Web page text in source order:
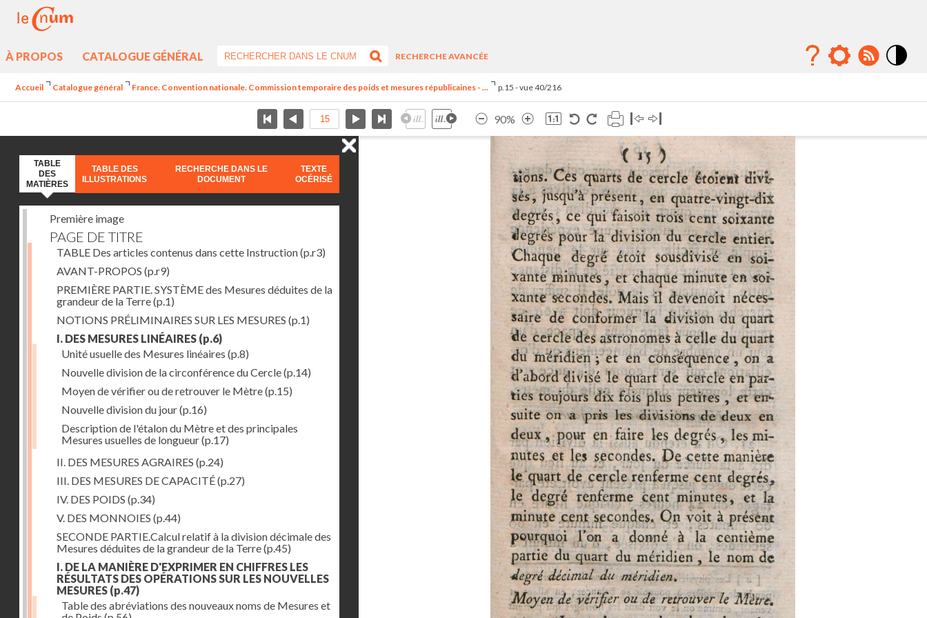
À PROPOS CATALOGUE GÉNÉRAL
RECHERCHE AVANCÉE
Accueil Catalogue général France. Convention nationale. Commission temporaire des poids et mesures républicaines - ... p.15 - vue 40/216
90%
TABLE
DES
MATIÈRES
TABLE DES
ILLUSTRATIONS
RECHERCHE DANS LE
DOCUMENT
TEXTE
OCÉRISÉ
Première image
PAGE DE TITRE
TABLE Des articles contenus dans cette Instruction(p.r3)
AVANT-PROPOS (p.r9)
PREMIÈRE PARTIE. SYSTÈME des Mesures déduites de la
grandeur de la Terre(p.1)
NOTIONS PRÉLIMINAIRES SUR LES MESURES (p.1)
I. DES MESURES LINÉAIRES (p.6)
Unité usuelle des Mesures linéaires (p.8)
Nouvelle division de la circonférence du Cercle(p.14)
Moyen de vérifier ou de retrouver le Mètre(p.15)
Nouvelle division du jour(p.16)
Description de l'étalon du Mètre et des principales
Mesures usuelles de longueur(p.17)
II. DES MESURES AGRAIRES (p.24)
III. DES MESURES DE CAPACITÉ(p.27)
IV. DES POIDS (p.34)
V. DES MONNOIES (p.44)
SECONDE PARTIE.Calcul relatif à la division décimale des
Mesures déduites de la grandeur de la Terre(p.45)
I. DE LA MANIÈRE D'EXPRIMER EN CHIFFRES LES
RÉSULTATS DES OPÉRATIONS SUR LES NOUVELLES
MESURES (p.47)
Table des abréviations des nouveaux noms de Mesures et